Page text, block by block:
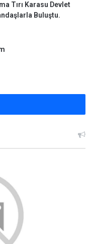
Tırı Karasu Devlet
Buluştu.